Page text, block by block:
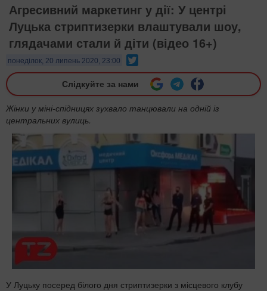
Агресивний маркетинг у дії: У центрі
Луцька стриптизерки влаштували шоу,
глядачами стали й діти (відео 16+)
понеділок, 20 липень 2020, 23:00
Слідкуйте за нами
Жінки у міні-спідницях зухвало танцювали на одній із
центральних вулиць.
У Луцьку посеред білого дня стриптизерки з місцевого клубу